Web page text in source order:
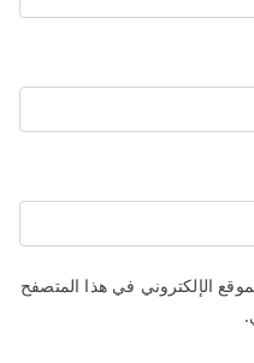
الإلكتروني في هذا المتصفح